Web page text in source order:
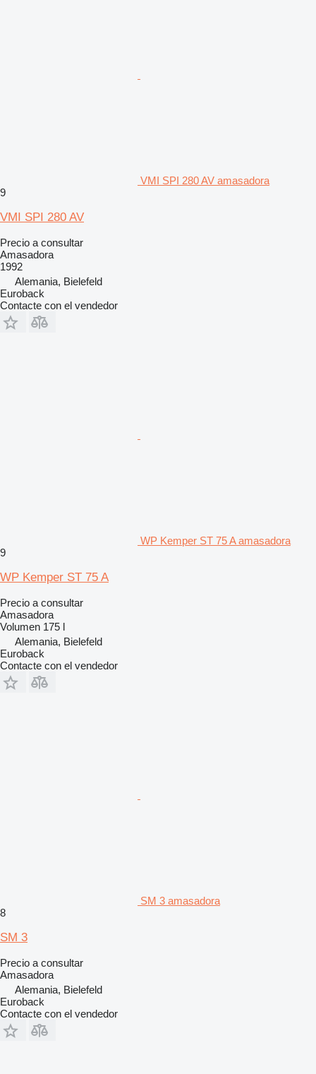
VMI SPI 280 AV amasadora
9
VMI SPI 280 AV
Precio a consultar
Amasadora
1992
Alemania, Bielefeld
Euroback
Contacte con el vendedor
WP Kemper ST 75 A amasadora
9
WP Kemper ST 75 A
Precio a consultar
Amasadora
Volumen 175 l
Alemania, Bielefeld
Euroback
Contacte con el vendedor
SM 3 amasadora
8
SM 3
Precio a consultar
Amasadora
Alemania, Bielefeld
Euroback
Contacte con el vendedor